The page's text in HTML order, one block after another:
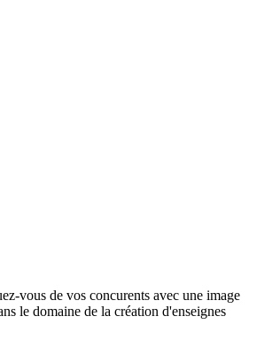
vous de vos concurents avec une image
le domaine de la création d'enseignes